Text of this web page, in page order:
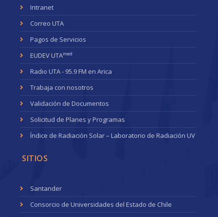
Intranet
Correo UTA
Pagos de Servicios
EUDEV UTAmed
Radio UTA - 95.9 FM en Arica
Trabaja con nosotros
Validación de Documentos
Solicitud de Planes y Programas
Índice de Radiación Solar – Laboratorio de Radiación UV
SITIOS
Santander
Consorcio de Universidades del Estado de Chile